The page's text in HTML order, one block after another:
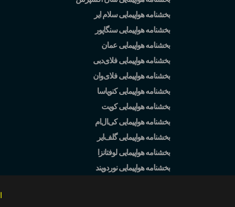
بخشنامه هواپیمایی سلام ایر
بخشنامه هواپیمایی سنگاپور
بخشنامه هواپیمایی عمان
بخشنامه هواپیمایی فلایدبی
بخشنامه هواپیمایی فلایوان
بخشنامه هواپیمایی کنویاسا
بخشنامه هواپیمایی کویت
بخشنامه هواپیمایی کی الام
بخشنامه هواپیمایی گلفایر
بخشنامه هواپیمایی لوفتانزا
بخشنامه هواپیمایی نوردویند